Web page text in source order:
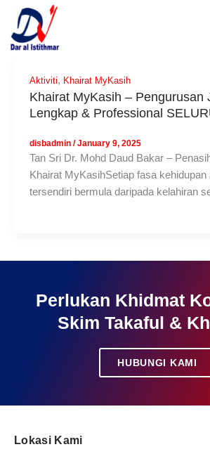
content
Aktiviti, Khairat MyKasih
Khairat MyKasih – Pengurusan
Lengkap & Professional
disbadmin /January 9, 2025
Tan Sri Dr. Mohd Daud Bakar –
Khairat MyKasihSetiap fasa kehidupan
tersendiri bermula daripada kelahiran
Perlukan Khidmat
Skim Takaful &
HUBUNGI KAMI
Lokasi Kami